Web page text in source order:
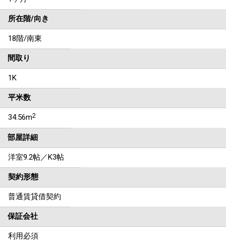
所在階/向き
18階/南東
間取り
1K
平米数
34.56m2
部屋詳細
洋室9.2帖／K3帖
契約形態
普通賃貸借契約
保証会社
利用必須